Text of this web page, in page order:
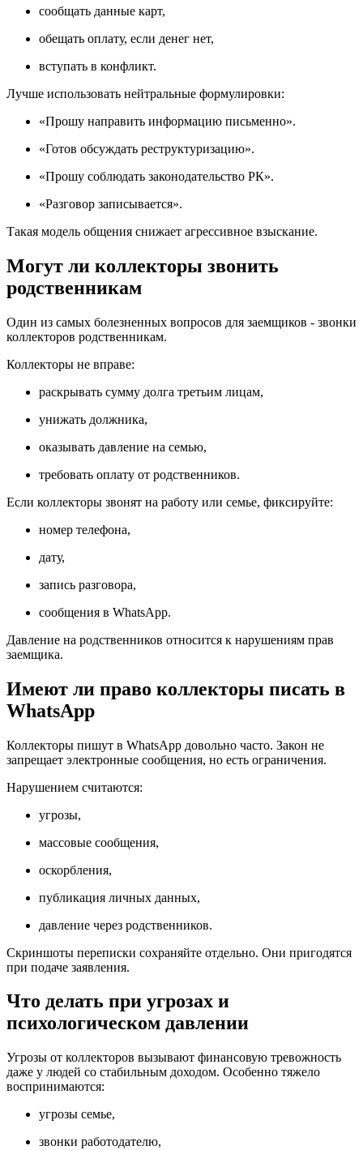
сообщать данные карт,
обещать оплату, если денег нет,
вступать в конфликт.
Лучше использовать нейтральные формулировки:
«Прошу направить информацию письменно».
«Готов обсуждать реструктуризацию».
«Прошу соблюдать законодательство РК».
«Разговор записывается».
Такая модель общения снижает агрессивное взыскание.
Могут ли коллекторы звонить
родственникам
Один из самых болезненных вопросов для заемщиков - звонки
коллекторов родственникам.
Коллекторы не вправе:
раскрывать сумму долга третьим лицам,
унижать должника,
оказывать давление на семью,
требовать оплату от родственников.
Если коллекторы звонят на работу или семье, фиксируйте:
номер телефона,
дату,
запись разговора,
сообщения в WhatsApp.
Давление на родственников относится к нарушениям прав
заемщика.
Имеют ли право коллекторы писать в
WhatsApp
Коллекторы пишут в WhatsApp довольно часто. Закон не
запрещает электронные сообщения, но есть ограничения.
Нарушением считаются:
угрозы,
массовые сообщения,
оскорбления,
публикация личных данных,
давление через родственников.
Скриншоты переписки сохраняйте отдельно. Они пригодятся
при подаче заявления.
Что делать при угрозах и
психологическом давлении
Угрозы от коллекторов вызывают финансовую тревожность
даже у людей со стабильным доходом. Особенно тяжело
воспринимаются:
угрозы семье,
звонки работодателю,